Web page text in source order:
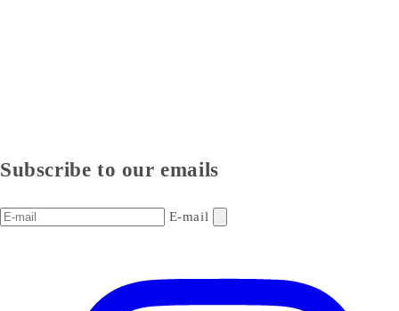
Subscribe to our emails
E-mail